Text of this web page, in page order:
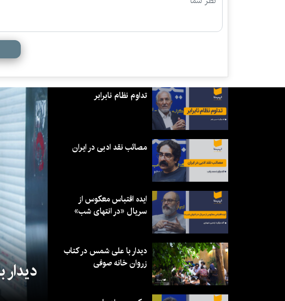
تداوم نظام نابرابر
مصائب نقد ادبی در ایران
ایده اقتباس معکوس از
سریال «در انتهای شب»
دیدار با علی شمس در کتاب
زروان خانه صوفی